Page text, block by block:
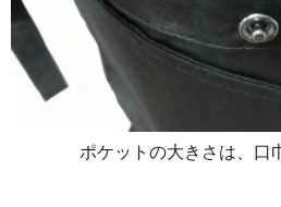
ポケットの大きさは、口